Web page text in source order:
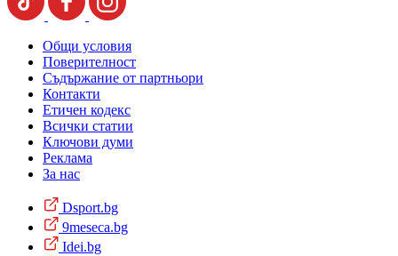
Общи условия
Поверителност
Съдържание от партньори
Контакти
Етичен кодекс
Всички статии
Ключови думи
Реклама
За нас
Dsport.bg
9meseca.bg
Idei.bg